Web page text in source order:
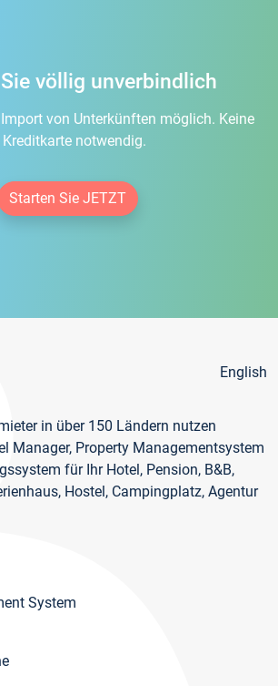
völlig unverbindlich
von Unterkünften möglich. Keine
Kreditkarte notwendig.
Starten Sie JETZT
English
in über 150 Ländern nutzen
Manager, Property Managementsystem
für Ihr Hotel, Pension, B&B,
Hostel, Campingplatz, Agentur
System